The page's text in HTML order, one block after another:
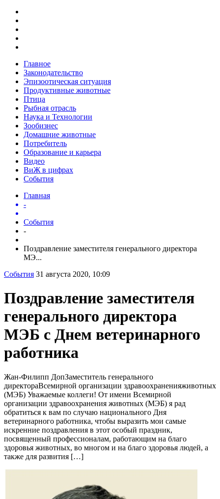
Главное
Законодательство
Эпизоотическая ситуация
Продуктивные животные
Птица
Рыбная отрасль
Наука и Технологии
Зообизнес
Домашние животные
Потребитель
Образование и карьера
Видео
ВиЖ в цифрах
События
Главная
-
События
-
Поздравление заместителя генерального директора
МЭ...
События 31 августа 2020, 10:09
Поздравление заместителя
генерального директора
МЭБ с Днем ветеринарного
работника
Жан-Филипп ДопЗаместитель генерального
директораВсемирной организации здравоохраненияживотных
(МЭБ) Уважаемые коллеги! От имени Всемирной
организации здравоохранения животных (МЭБ) я рад
обратиться к вам по случаю национального Дня
ветеринарного работника, чтобы выразить мои самые
искренние поздравления в этот особый праздник,
посвященный профессионалам, работающим на благо
здоровья животных, во многом и на благо здоровья людей, а
также для развития […]